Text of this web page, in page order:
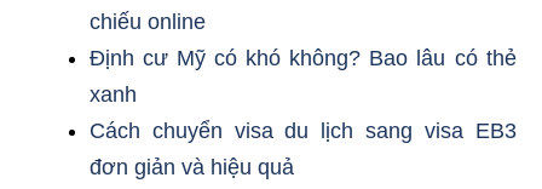
chiếu online
Định cư Mỹ có khó không? Bao lâu có thẻ
xanh
Cách chuyển visa du lịch sang visa EB3
đơn giản và hiệu quả